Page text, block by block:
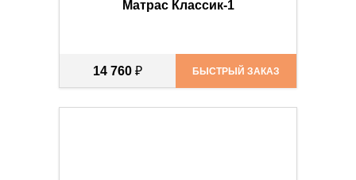
Матрас Классик-1
14 760 ₽ БЫСТРЫЙ ЗАКАЗ